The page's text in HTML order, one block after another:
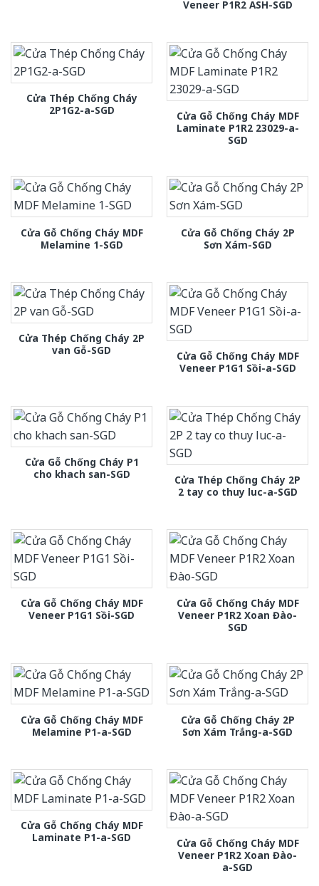
Veneer P1R2 ASH-SGD
Cửa Thép Chống Cháy
2P1G2-a-SGD
Cửa Gỗ Chống Cháy MDF
Laminate P1R2 23029-a-
SGD
Cửa Gỗ Chống Cháy MDF
Melamine 1-SGD
Cửa Gỗ Chống Cháy 2P
Sơn Xám-SGD
Cửa Thép Chống Cháy 2P
van Gỗ-SGD
Cửa Gỗ Chống Cháy MDF
Veneer P1G1 Sồi-a-SGD
Cửa Gỗ Chống Cháy P1
cho khach san-SGD
Cửa Thép Chống Cháy 2P
2 tay co thuy luc-a-SGD
Cửa Gỗ Chống Cháy MDF
Veneer P1G1 Sồi-SGD
Cửa Gỗ Chống Cháy MDF
Veneer P1R2 Xoan Đào-
SGD
Cửa Gỗ Chống Cháy MDF
Melamine P1-a-SGD
Cửa Gỗ Chống Cháy 2P
Sơn Xám Trắng-a-SGD
Cửa Gỗ Chống Cháy MDF
Laminate P1-a-SGD
Cửa Gỗ Chống Cháy MDF
Veneer P1R2 Xoan Đào-
a-SGD